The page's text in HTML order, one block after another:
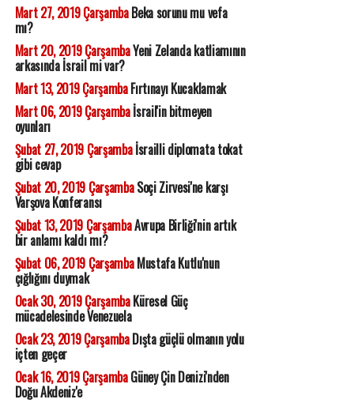
Mart 27, 2019 ÇarşambaBeka sorunu mu vefa
mı?
Mart 20, 2019 ÇarşambaYeni Zelanda katliamının
arkasında İsrail mi var?
Mart 13, 2019 ÇarşambaFırtınayı Kucaklamak
Mart 06, 2019 Çarşambaİsrail'in bitmeyen
oyunları
Şubat 27, 2019 Çarşambaİsrailli diplomata tokat
gibi cevap
Şubat 20, 2019 ÇarşambaSoçi Zirvesi'ne karşı
Varşova Konferansı
Şubat 13, 2019 ÇarşambaAvrupa Birliği'nin artık
bir anlamı kaldı mı?
Şubat 06, 2019 ÇarşambaMustafa Kutlu'nun
çığlığını duymak
Ocak 30, 2019 ÇarşambaKüresel Güç
mücadelesinde Venezuela
Ocak 23, 2019 ÇarşambaDışta güçlü olmanın yolu
içten geçer
Ocak 16, 2019 ÇarşambaGüney Çin Denizi'nden
Doğu Akdeniz'e